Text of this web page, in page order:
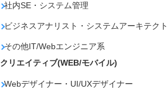
社内SE・システム管理
ビジネスアナリスト・システムアーキテクト
その他IT/Webエンジニア系
クリエイティブ(WEB/モバイル)
Webデザイナー・UI/UXデザイナー